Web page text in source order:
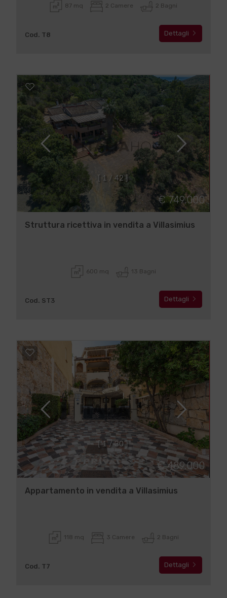
87 mq 2 Camere 2 Bagni
Cod. T8 Dettagli
1 / 42 ]
€ 749.000
Struttura ricettiva in vendita a Villasimius
600 mq 13 Bagni
Cod. ST3 Dettagli
[ 1 / 30 ]
€ 489.000
Appartamento in vendita a Villasimius
118 mq 3 Camere 2 Bagni
Cod. T7 Dettagli